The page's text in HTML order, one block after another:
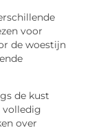
voor
de woestijn
de kust
volledig
over